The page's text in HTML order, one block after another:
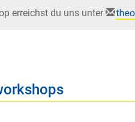
erreichst du uns unter